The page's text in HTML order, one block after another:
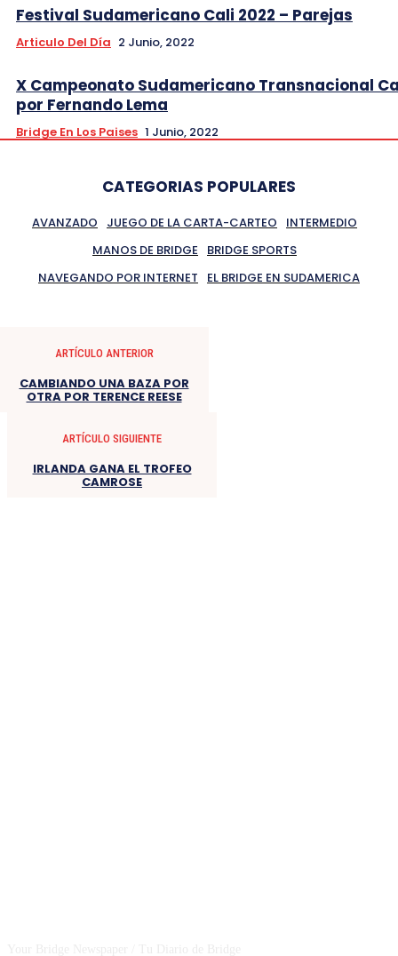
Festival Sudamericano Cali 2022 – Parejas
Articulo Del Día 2 Junio, 2022
X Campeonato Sudamericano Transnacional
por Fernando Lema
Bridge En Los Paises 1 Junio, 2022
CATEGORIAS POPULARES
AVANZADO JUEGO DE LA CARTA-CARTEO
INTERMEDIO
MANOS DE BRIDGE
BRIDGE SPORTS
NAVEGANDO POR INTERNET
EL BRIDGE EN SUDAMERICA
ARTÍCULO ANTERIOR
CAMBIANDO UNA BAZA POR
OTRA POR TERENCE REESE
ARTÍCULO SIGUIENTE
IRLANDA GANA EL TROFEO
CAMROSE